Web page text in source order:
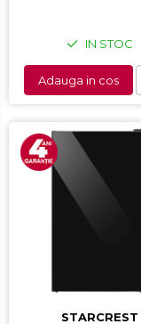
IN STOC
Adauga in cos
STARCREST